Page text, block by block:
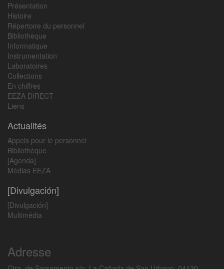
Présentation
Histoire
Répertoire du personnel
Bibliothèque
Informatique
Instrumentation
Laboratoires
Collections
En chiffres
EEZA DIRECT
Liens
Actualités
Appels pour le personnel
Bibliothèque
[Agenda]
Médias EEZA
[Divulgación]
[Divulgación]
Multimédia
Adresse